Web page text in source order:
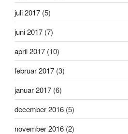
juli 2017 (5)
juni 2017 (7)
april 2017 (10)
februar 2017 (3)
januar 2017 (6)
december 2016 (5)
november 2016 (2)